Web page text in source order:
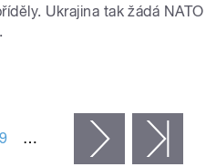
Ukrajina tak žádá
9 … následující ›